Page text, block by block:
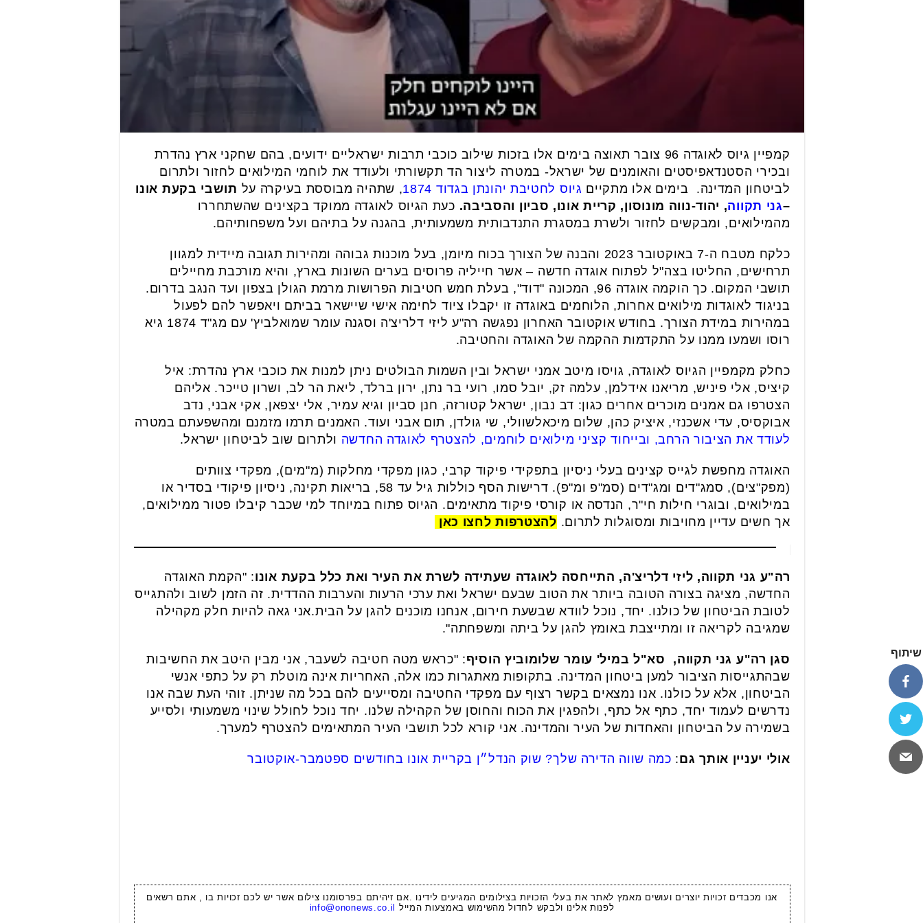
קמפיין גיוס לאוגדה 96 צובר תאוצה בימים אלו בזכות שילוב כוכבי תרבות ישראליים ידועים, בהם שחקני ארץ נהדרת
ובכירי הסטנדאפיסטים והאומנים של ישראל- במטרה ליצור הד תקשורתי ולעודד את לוחמי המילואים לחזור ולתרום
לביטחון המדינה. בימים אלו מתקיים גיוס לחטיבת יהונתן בגדוד 1874 , שתהיה מבוססת בעיקרה על תושבי בקעת אונו
–גני תקווה, יהוד-נווה מונוסון, קריית אונו, סביון והסביבה. כעת הגיוס לאוגדה ממוקד בקצינים שהשתחררו
מהמילואים, ומבקשים לחזור ולשרת במסגרת התנדבותית משמעותית, בהגנה על בתיהם ועל משפחותיהם.
כלקח מטבח ה-7 באוקטובר 2023 והבנה של הצורך בכוח מיומן, בעל מוכנות גבוהה ומהירות תגובה מיידית למגוון
תרחישים, החליטו בצה"ל לפתוח אוגדה חדשה – אשר חייליה פרוסים בערים השונות בארץ, והיא מורכבת מחיילים
תושבי המקום. כך הוקמה אוגדה 96, המכונה "דוד", בעלת חמש חטיבות הפרושות מרמת הגולן בצפון ועד הנגב בדרום.
בניגוד לאוגדות מילואים אחרות, הלוחמים באוגדה זו יקבלו ציוד לחימה אישי שיישאר בביתם ויאפשר להם לפעול
במהירות במידת הצורך. בחודש אוקטובר האחרון נפגשה רה"ע ליזי דלריצ'ה וסגנה עומר שמואלביץ' עם מג"ד 1874 גיא
רוסו ושמעו ממנו על התקדמות ההקמה של האוגדה והחטיבה.
כחלק מקמפיין הגיוס לאוגדה, גויסו מיטב אמני ישראל ובין השמות הבולטים ניתן למנות את כוכבי ארץ נהדרת: איל
קיציס, אלי פיניש, מריאנו אידלמן, עלמה זק, יובל סמו, רועי בר נתן, ירון ברלד, ליאת הר לב, ושרון טייכר. אליהם
הצטרפו גם אמנים מוכרים אחרים כגון: דב נבון, ישראל קטורזה, חנן סביון וגיא עמיר, אלי יצפאן, אקי אבני, נדב
אבוקסיס, עדי אשכנזי, איציק כהן, שלום מיכאלשוולי, שי גולדן, תום אבני ועוד. האמנים תרמו מזמנם ומהשפעתם במטרה
לעודד את הציבור הרחב, ובייחוד קציני מילואים לוחמים, להצטרף לאוגדה החדשה ולתרום שוב לביטחון ישראל.
האוגדה מחפשת לגייס קצינים בעלי ניסיון בתפקידי פיקוד קרבי, כגון מפקדי מחלקות (מ"מים), מפקדי צוותים
(מפק"צים), סמג"דים ומג"דים (סמ"פ ומ"פ). דרישות הסף כוללות גיל עד 58, בריאות תקינה, ניסיון פיקודי בסדיר או
במילואים, ובוגרי חילות חי"ר, הנדסה או קורסי פיקוד מתאימים. הגיוס פתוח במיוחד למי שכבר קיבלו פטור ממילואים,
אך חשים עדיין מחויבות ומסוגלות לתרום. להצטרפות לחצו כאן
רה"ע גני תקווה, ליזי דלריצ'ה, התייחסה לאוגדה שעתידה לשרת את העיר ואת כלל בקעת אונו: "הקמת האוגדה
החדשה, מציגה בצורה הטובה ביותר את הטוב שבעם ישראל ואת ערכי הרעות והערבות ההדדית. זה הזמן לשוב ולהתגייס
לטובת הביטחון של כולנו. יחד, נוכל לוודא שבשעת חירום, אנחנו מוכנים להגן על הבית.אני גאה להיות חלק מקהילה
שמגיבה לקריאה זו ומתייצבת באומץ להגן על ביתה ומשפחתה".
סגן רה"ע גני תקווה, סא"ל במיל' עומר שלומוביץ הוסיף: "כראש מטה חטיבה לשעבר, אני מבין היטב את החשיבות
שבהתגייסות הציבור למען ביטחון המדינה. בתקופות מאתגרות כמו אלה, האחריות אינה מוטלת רק על כתפי אנשי
הביטחון, אלא על כולנו. אנו נמצאים בקשר רצוף עם מפקדי החטיבה ומסייעים להם בכל מה שניתן. זוהי העת שבה אנו
נדרשים לעמוד יחד, כתף אל כתף, ולהפגין את הכוח והחוסן של הקהילה שלנו. יחד נוכל לחולל שינוי משמעותי ולסייע
בשמירה על הביטחון והאחדות של העיר והמדינה. אני קורא לכל תושבי העיר המתאימים להצטרף למערך.
אולי יעניין אותך גם: כמה שווה הדירה שלך? שוק הנדל״ן בקריית אונו בחודשים ספטמבר-אוקטובר
אנו מכבדים זכויות יוצרים ועושים מאמץ לאתר את בעלי הזכויות בצילומים המגיעים לידינו .אם זיהיתם בפרסומנו צילום אשר יש לכם זכויות בו , אתם רשאים
לפנות אלינו ולבקש לחדול מהשימוש באמצעות המייל info@ononews.co.il
שיתוף